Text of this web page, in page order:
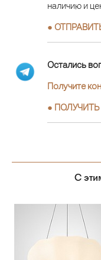
наличию и
●
Остались
Получите
●
С